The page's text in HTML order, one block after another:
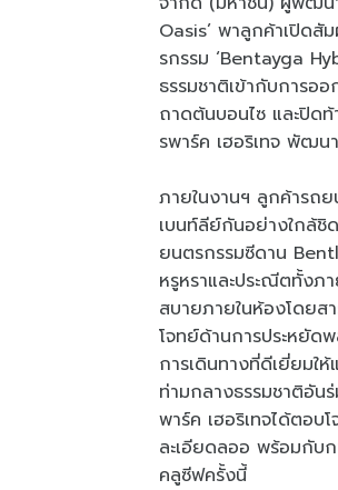
Oasis’ พาลูกค้าเปิดสั
รกรรม ‘Bentayga
ธรรมชาติเข้ากับการ
ถาดต้นบอนไซ และปิด
รพาร์ค เฮอริเทจ พัฒ
ภายในงานฯ ลูกค้ารถ
เบนท์ลีย์กันอย่างใกล้ชิ
ยนตรกรรมซีดาน
หรูหราและประณีตทั้งภ
สบายภายในห้องโดย
โจทย์ด้านการประหยัด
การเดินทางที่ดีเยี่ยมใ
ท่ามกลางธรรมชาติอัน
พาร์ค เฮอริเทจได้ตอ
ละเอียดลออ พร้อมกับ
คลูซีฟครั้งนี้